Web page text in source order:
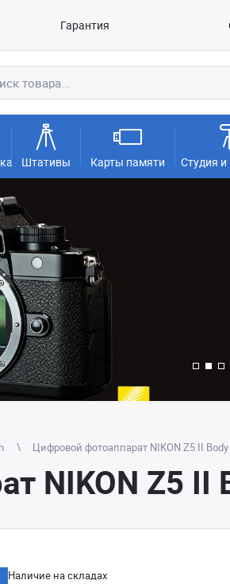
Гарантия
Штативы Карты памяти Студия
Цифровой фотоаппарат NIKON Z5 II Body
NIKON Z5 II
Наличие на складах